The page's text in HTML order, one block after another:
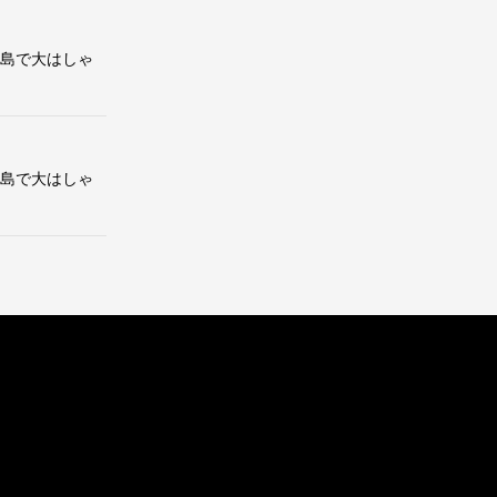
で大はしゃ
で大はしゃ